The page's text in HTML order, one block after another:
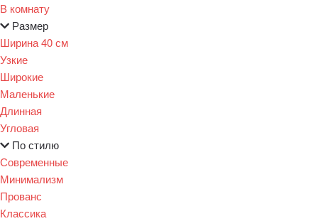
В комнату
Размер
Ширина 40 см
Узкие
Широкие
Маленькие
Длинная
Угловая
По стилю
Современные
Минимализм
Прованс
Классика